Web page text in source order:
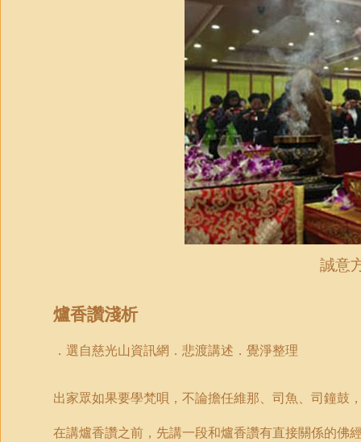
誠意
爐香讚淺析
．選自慈光山資訊網．悲渡講述．覺淨整理
出家眾如果要學梵唄，不論擔任維那、司魚、司鐘鼓
在講爐香讚之前，先講一段和爐香讚有直接關係的佛